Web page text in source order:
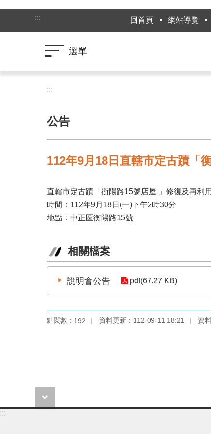
跳到主要內容區塊
:::
回首頁 網站導覽
選單
:::
公告
112年9月18日直轄市定古蹟「
直轄市定古蹟「衡陽路15號店屋 」修復及再利
時間：112年9月18日(一)下午2時30分
地點：中正區衡陽路15號
相關檔案
說明會公告 pdf(67.27 KB)
點閱數： 192 資料更新：112-09-11 18:21 資
:::